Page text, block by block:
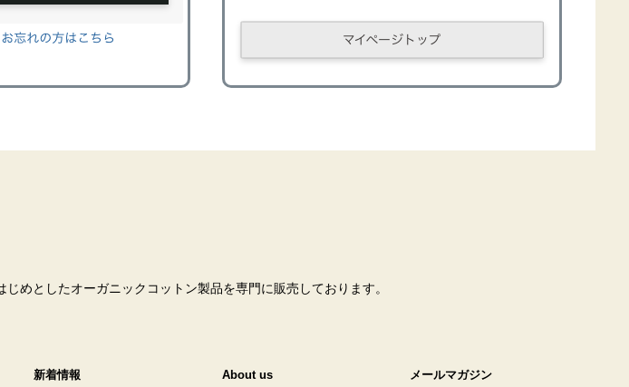
めとしたオーガニックコットン製品を専門に販売しております。
新着情報 About us メールマガジン